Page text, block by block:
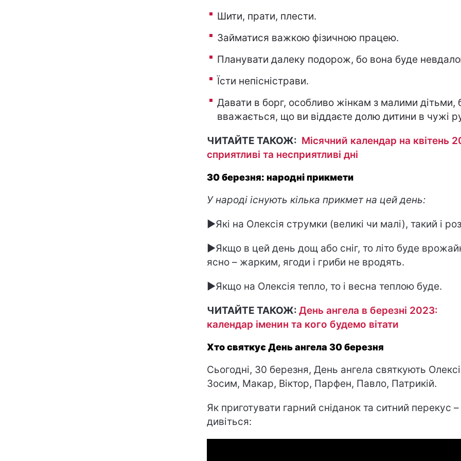
Шити, прати, плести.
Займатися важкою фізичною працею.
Планувати далеку подорож, бо вона буде
Їсти непісністрави.
Давати в борг, особливо жінкам з малими дітьми,
вважається, що ви віддаєте долю дитини в чужі
ЧИТАЙТЕ ТАКОЖ: Місячний календар на квітень
сприятливі та несприятливі дні
30 березня: народні прикмети
У народі існують кілька прикмет на цей день:
►Які на Олексія струмки (великі чи малі), такий і
►Якщо в цей день дощ або сніг, то літо буде
ясно – жарким, ягоди і гриби не вродять.
►Якщо на Олексія тепло, то і весна теплою буде.
ЧИТАЙТЕ ТАКОЖ: День ангела в березні 2023:
календар іменин та кого будемо вітати
Хто святкує День ангела 30 березня
Сьогодні, 30 березня, День ангела святкують
Зосим, Макар, Віктор, Парфен, Павло, Патрикій.
Як приготувати гарний сніданок та ситний перекус –
дивіться: